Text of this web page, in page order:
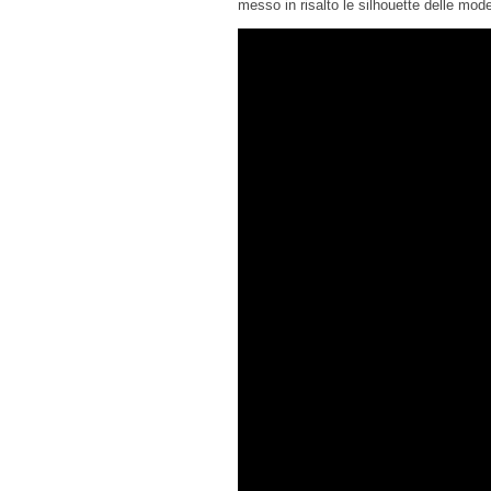
messo in risalto le silhouette delle